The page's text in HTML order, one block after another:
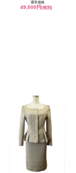
通常価格
49,000円(税別)